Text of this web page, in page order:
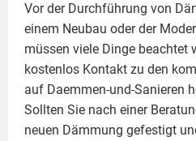
Vor der Durchführung von
einem Neubau oder der
müssen viele Dinge beachtet
kostenlos Kontakt zu den
auf Daemmen-und-Sanieren
Sollten Sie nach einer
neuen Dämmung gefestigt